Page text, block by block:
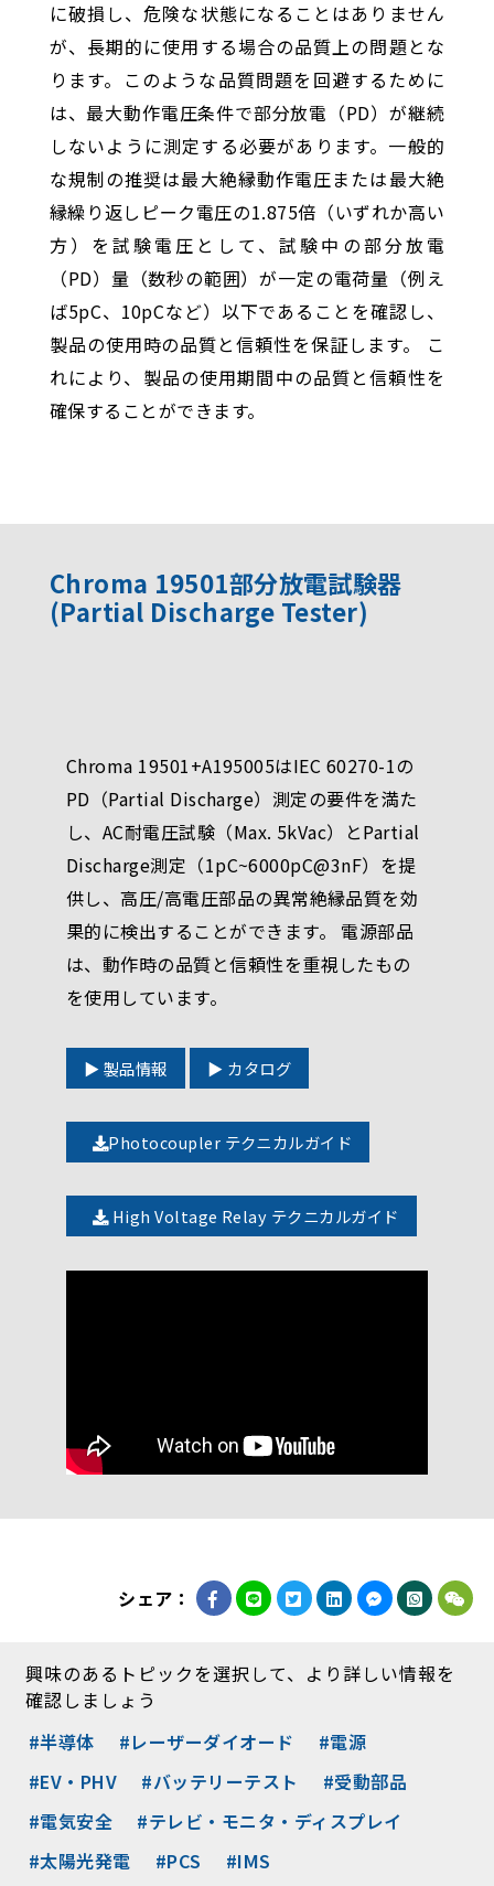
に破損し、危険な状態になることはありません
が、長期的に使用する場合の品質上の問題とな
ります。このような品質問題を回避するために
は、最大動作電圧条件で部分放電（PD）が継続
しないように測定する必要があります。一般的
な規制の推奨は最大絶縁動作電圧または最大絶
縁繰り返しピーク電圧の1.875倍（いずれか高い
方）を試験電圧として、試験中の部分放電
（PD）量（数秒の範囲）が一定の電荷量（例え
ば5pC、10pCなど）以下であることを確認し、
製品の使用時の品質と信頼性を保証します。 こ
れにより、製品の使用期間中の品質と信頼性を
確保することができます。
Chroma 19501部分放電試験器
(Partial Discharge Tester)
Chroma 19501+A195005はIEC 60270-1の
PD（Partial Discharge）測定の要件を満た
し、AC耐電圧試験（Max. 5kVac）とPartial
Discharge測定（1pC~6000pC@3nF）を提
供し、高圧/高電圧部品の異常絶縁品質を効
果的に検出することができます。 電源部品
は、動作時の品質と信頼性を重視したもの
を使用しています。
▶ 製品情報 ▶ カタログ
Photocoupler テクニカルガイド
High Voltage Relay テクニカルガイド
シェア：
興味のあるトピックを選択して、より詳しい情報を
確認しましょう
#半導体
#レーザーダイオード
#電源
#EV・PHV
#バッテリーテスト
#受動部品
#電気安全
#テレビ・モニタ・ディスプレイ
#太陽光発電
#PCS #IMS